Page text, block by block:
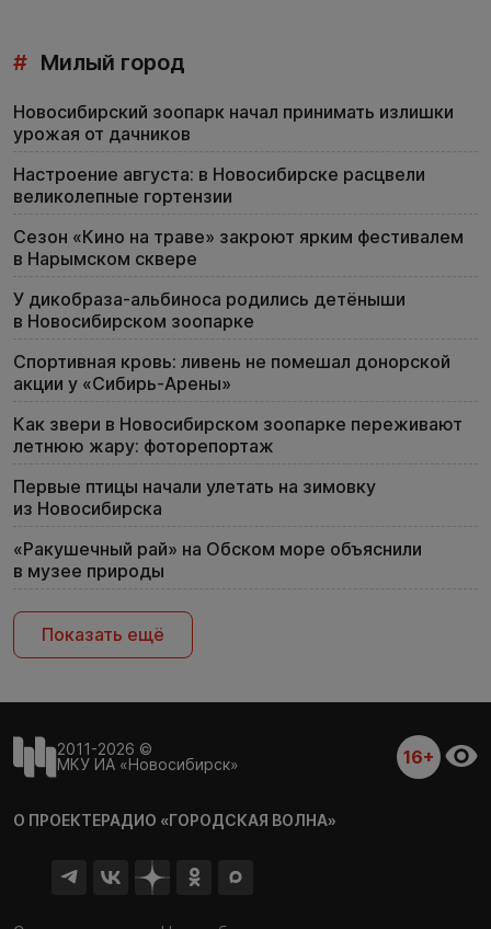
# Милый город
Новосибирский зоопарк начал принимать излишки
урожая от дачников
Настроение августа: в Новосибирске расцвели
великолепные гортензии
Сезон «Кино на траве» закроют ярким фестивалем
в Нарымском сквере
У дикобраза-альбиноса родились детёныши
в Новосибирском зоопарке
Спортивная кровь: ливень не помешал донорской
акции у «Сибирь-Арены»
Как звери в Новосибирском зоопарке переживают
летнюю жару: фоторепортаж
Первые птицы начали улетать на зимовку
из Новосибирска
«Ракушечный рай» на Обском море объяснили
в музее природы
Показать ещё
2011-2026 ©
МКУ ИА «Новосибирск»
16+
О ПРОЕКТЕРАДИО «ГОРОДСКАЯ ВОЛНА»